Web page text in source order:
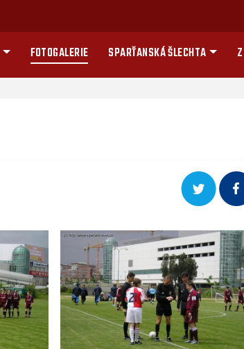
FOTOGALERIE SPARŤANSKÁ ŠLECHTA